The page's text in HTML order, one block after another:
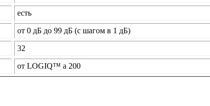
есть
от 0 дБ до 99 дБ (с шагом в 1 дБ)
32
от LOGIQ™ а 200